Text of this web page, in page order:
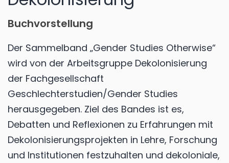
Buchvorstellung
Der Sammelband „Gender Studies Otherwise“
wird von der Arbeitsgruppe Dekolonisierung
der Fachgesellschaft
Geschlechterstudien/Gender Studies
herausgegeben. Ziel des Bandes ist es,
Debatten und Reflexionen zu Erfahrungen mit
Dekolonisierungsprojekten in Lehre, Forschung
und Institutionen festzuhalten und dekoloniale,